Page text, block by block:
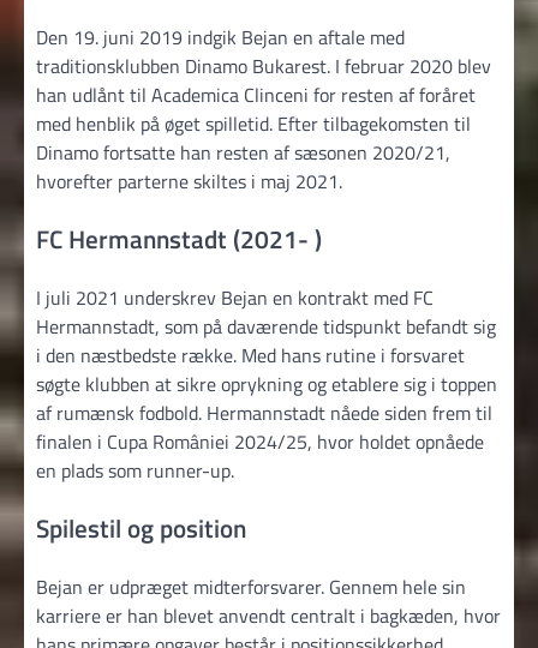
Den 19. juni 2019 indgik Bejan en aftale med
traditionsklubben Dinamo Bukarest. I februar 2020 blev
han udlånt til Academica Clinceni for resten af foråret
med henblik på øget spilletid. Efter tilbagekomsten til
Dinamo fortsatte han resten af sæsonen 2020/21,
hvorefter parterne skiltes i maj 2021.
FC Hermannstadt (2021- )
I juli 2021 underskrev Bejan en kontrakt med FC
Hermannstadt, som på daværende tidspunkt befandt sig
i den næstbedste række. Med hans rutine i forsvaret
søgte klubben at sikre oprykning og etablere sig i toppen
af rumænsk fodbold. Hermannstadt nåede siden frem til
finalen i Cupa României 2024/25, hvor holdet opnåede
en plads som runner-up.
Spilestil og position
Bejan er udpræget midterforsvarer. Gennem hele sin
karriere er han blevet anvendt centralt i bagkæden, hvor